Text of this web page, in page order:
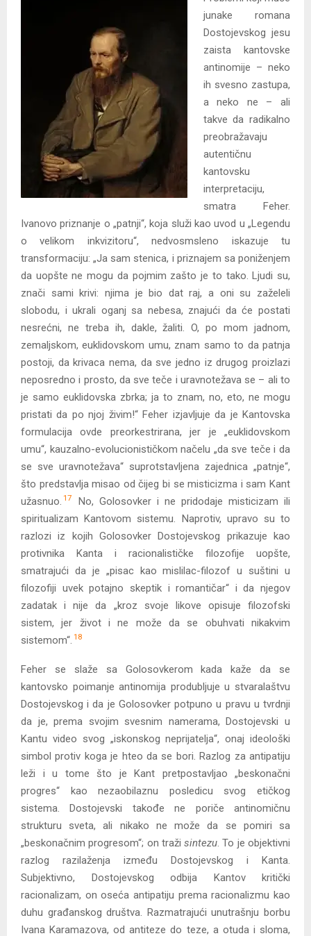
junake romana
Dostojevskog jesu
zaista kantovske
antinomije – neko
ih svesno zastupa,
a neko ne – ali
takve da radikalno
preobražavaju
autentičnu
kantovsku
interpretaciju,
smatra Feher.
Ivanovo priznanje o „patnji“, koja služi kao uvod u „Legendu
o velikom inkvizitoru“, nedvosmsleno iskazuje tu
transformaciju: „Ja sam stenica, i priznajem sa poniženjem
da uopšte ne mogu da pojmim zašto je to tako. Ljudi su,
znači sami krivi: njima je bio dat raj, a oni su zaželeli
slobodu, i ukrali oganj sa nebesa, znajući da će postati
nesrećni, ne treba ih, dakle, žaliti. O, po mom jadnom,
zemaljskom, euklidovskom umu, znam samo to da patnja
postoji, da krivaca nema, da sve jedno iz drugog proizlazi
neposredno i prosto, da sve teče i uravnotežava se – ali to
je samo euklidovska zbrka; ja to znam, no, eto, ne mogu
pristati da po njoj živim!“ Feher izjavljuje da je Kantovska
formulacija ovde preorkestrirana, jer je „euklidovskom
umu“, kauzalno-evolucionističkom načelu „da sve teče i da
se sve uravnotežava“ suprotstavljena zajednica „patnje“,
što predstavlja misao od čijeg bi se misticizma i sam Kant
užasnuo. 17
No, Golosovker i ne pridodaje misticizam ili
spiritualizam Kantovom sistemu. Naprotiv, upravo su to
razlozi iz kojih Golosovker Dostojevskog prikazuje kao
protivnika Kanta i racionalističke filozofije uopšte,
smatrajući da je „pisac kao mislilac-filozof u suštini u
filozofiji uvek potajno skeptik i romantičar“ i da njegov
zadatak i nije da „kroz svoje likove opisuje filozofski
sistem, jer život i ne može da se obuhvati nikakvim
sistemom“. 18
Feher se slaže sa Golosovkerom kada kaže da se
kantovsko poimanje antinomija produbljuje u stvaralaštvu
Dostojevskog i da je Golosovker potpuno u pravu u tvrdnji
da je, prema svojim svesnim namerama, Dostojevski u
Kantu video svog „iskonskog neprijatelja“, onaj ideološki
simbol protiv koga je hteo da se bori. Razlog za antipatiju
leži i u tome što je Kant pretpostavljao „beskonačni
progres“ kao nezaobilaznu posledicu svog etičkog
sistema. Dostojevski takođe ne poriče antinomičnu
strukturu sveta, ali nikako ne može da se pomiri sa
„beskonačnim progresom“; on tražisintezu . To je objektivni
razlog razilaženja između Dostojevskog i Kanta.
Subjektivno, Dostojevskog odbija Kantov kritički
racionalizam, on oseća antipatiju prema racionalizmu kao
duhu građanskog društva. Razmatrajući unutrašnju borbu
Ivana Karamazova, od antiteze do teze, a otuda i sloma,